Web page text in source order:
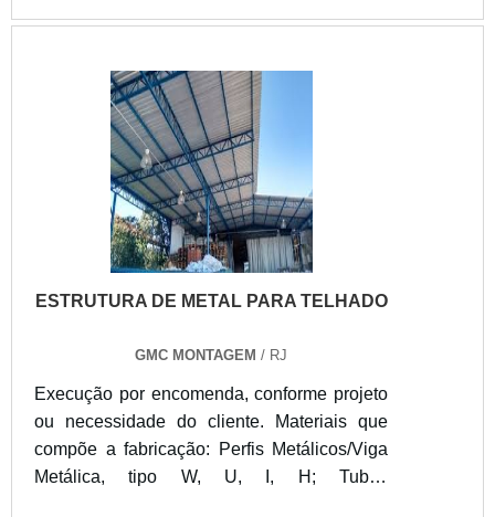
ESTRUTURA DE METAL PARA TELHADO
GMC MONTAGEM / RJ
Execução por encomenda, conforme projeto
ou necessidade do cliente. Materiais que
compõe a fabricação: Perfis Metálicos/Viga
Metálica, tipo W, U, I, H; Tubos